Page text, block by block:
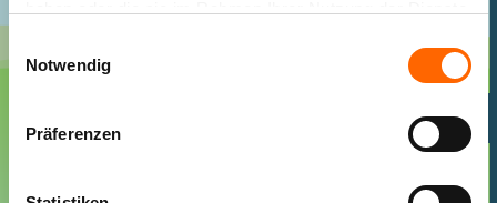
Notwendig
Präferenzen